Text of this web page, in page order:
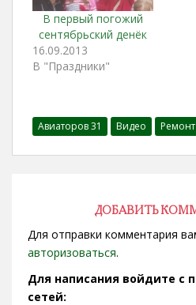
В первый погожий
сентябрьский денёк
16.09.2013
В "Праздники"
Авиаторов 31 Видео Ремонт
ДОБАВИТЬ
Для отправки комментария
авторизоваться.
Для написания войдите с
сетей: